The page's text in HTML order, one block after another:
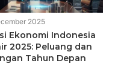
2025
Ekonomi Indonesia
2025: Peluang dan
Tahun Depan